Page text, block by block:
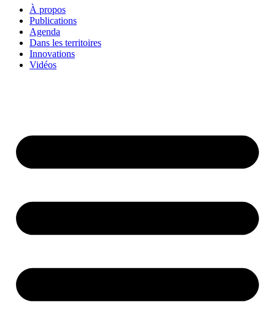
À propos
Publications
Agenda
Dans les territoires
Innovations
Vidéos